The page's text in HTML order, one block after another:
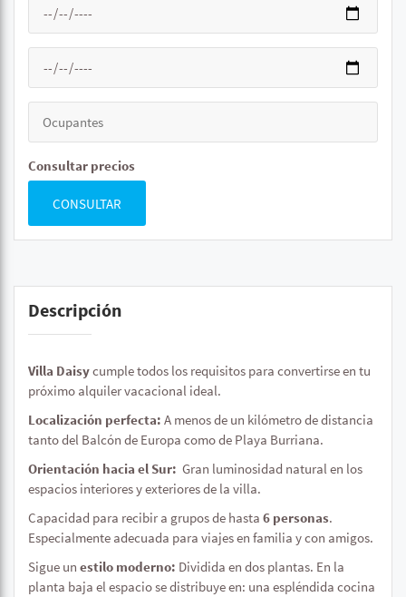
Consultar precios
CONSULTAR
Descripción
Villa Daisycumple todos los requisitos para convertirse en tu
próximo alquiler vacacional ideal.
Localización perfecta: A menos de un kilómetro de distancia
tanto del Balcón de Europa como de Playa Burriana.
Orientación hacia el Sur: Gran luminosidad natural en los
espacios interiores y exteriores de la villa.
Capacidad para recibir a grupos de hasta 6 personas.
Especialmente adecuada para viajes en familia y con amigos.
Sigue un estilo moderno: Dividida en dos plantas. En la
planta baja el espacio se distribuye en: una espléndida cocina